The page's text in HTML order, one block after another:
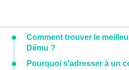
Comment trouver le
Dému ?
Pourquoi s'adresser à un